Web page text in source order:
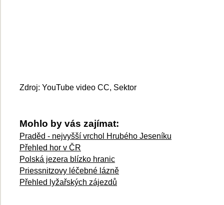
Zdroj: YouTube video CC, Sektor
Mohlo by vás zajímat:
Praděd - nejvyšší vrchol Hrubého Jeseníku
Přehled hor v ČR
Polská jezera blízko hranic
Priessnitzovy léčebné lázně
Přehled lyžařských zájezdů